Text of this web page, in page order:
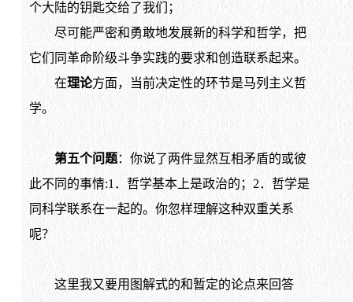
个大陆的钥匙交给了我们；
尽可能严密和勇敢地发展新的科学和哲学，把
它们同革命阶级斗争实践的要求和创造联系起来。
在理论方面，当前决定性的环节是马列主义哲
学。
第五个问题：你说了两件显然互相矛盾的或彼
此不同的事情:1．哲学基本上是政治的；2．哲学是
同科学联系在一起的。你忽样理解这种双重关系
呢？
这里我又要用图解式的和暂定的论点来回答